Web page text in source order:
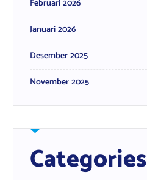
Februari 2026
Januari 2026
Desember 2025
November 2025
Categories